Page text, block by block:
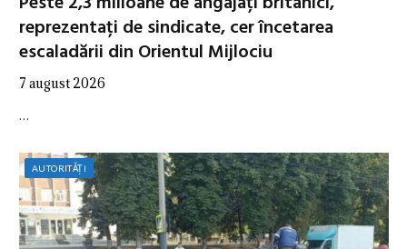
reprezentați de sindicate, cer încetarea
escaladării din Orientul Mijlociu
7 august 2026
…
AUTORITĂȚI